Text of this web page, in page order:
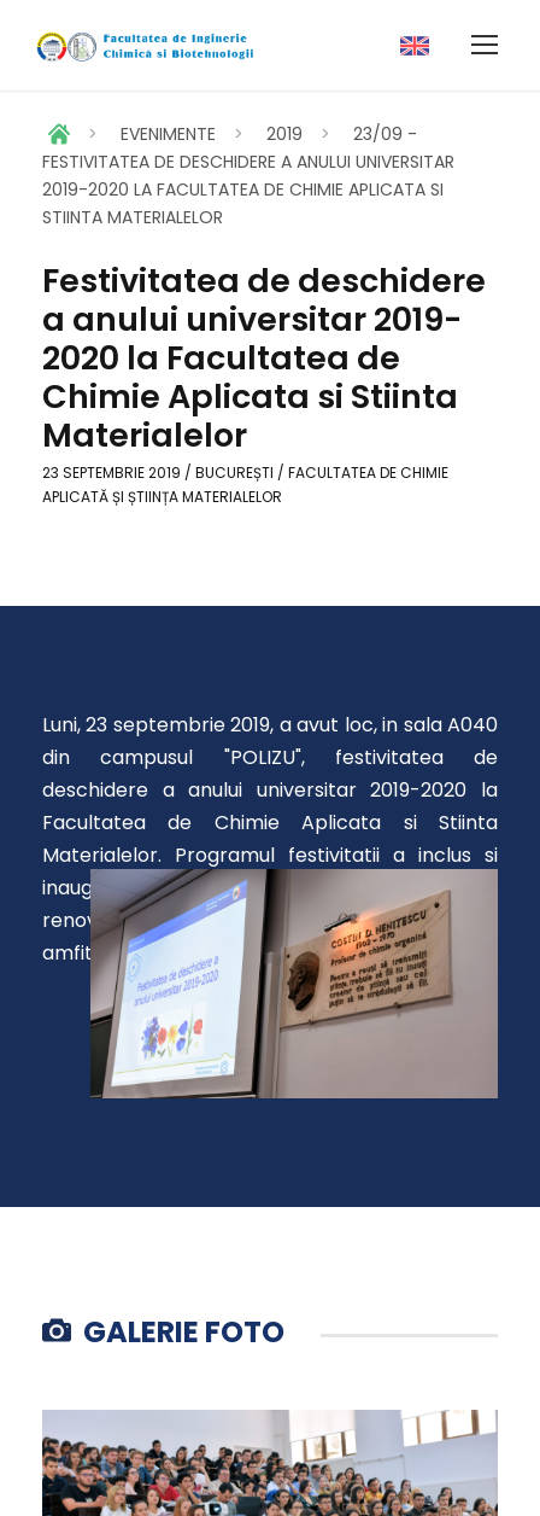
> EVENIMENTE > 2019 >
23/09 -
FESTIVITATEA DE DESCHIDERE A ANULUI UNIVERSITAR
2019-2020 LA FACULTATEA DE CHIMIE APLICATA SI
STIINTA MATERIALELOR
Festivitatea de deschidere
a anului universitar 2019-
2020 la Facultatea de
Chimie Aplicata si Stiinta
Materialelor
23 SEPTEMBRIE 2019 / BUCUREȘTI / FACULTATEA DE CHIMIE
APLICATĂ ȘI ȘTIINȚA MATERIALELOR
Luni, 23 septembrie 2019, a avut loc, in sala A040
din campusul "POLIZU", festivitatea de
deschidere a anului universitar 2019-2020 la
Facultatea de Chimie Aplicata si Stiinta
Materialelor. Programul festivitatii a inclus si
inaugurarea catorva sali de curs recent
renovate din campusul "POLIZU", printre care si
amfiteatrul "COSTIN D. NENITESCU".
GALERIE FOTO